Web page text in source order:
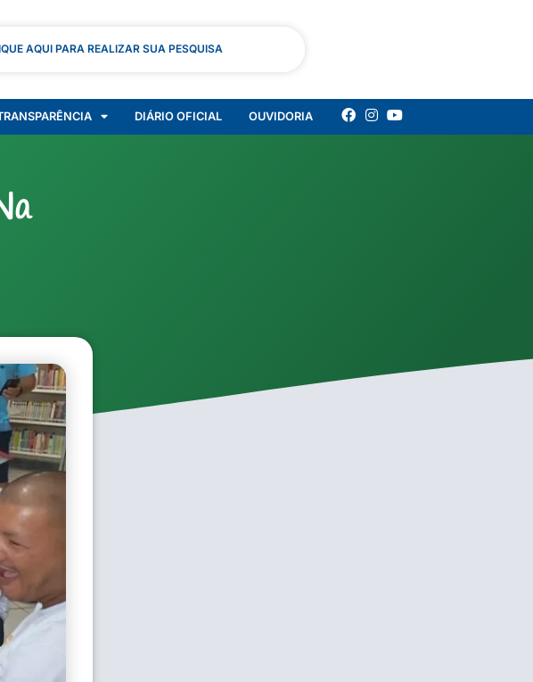
AQUI PARA REALIZAR SUA PESQUISA
DIÁRIO OFICIAL OUVIDORIA